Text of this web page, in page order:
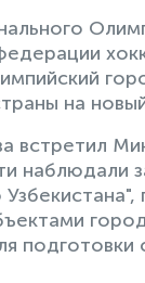
на
встретил
наблюдали